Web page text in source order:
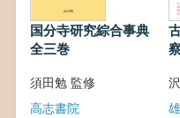
国分寺研究綜合事典
全三巻
須田勉 監修
高志書院